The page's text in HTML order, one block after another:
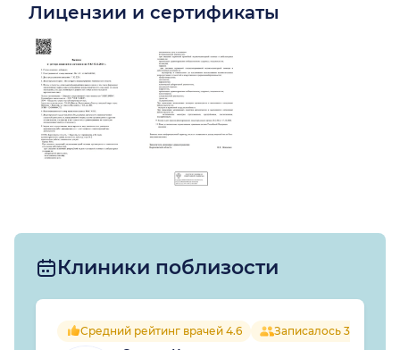
Лицензии и сертификаты
Клиники поблизости
Средний рейтинг врачей 4.6 Записалось 37